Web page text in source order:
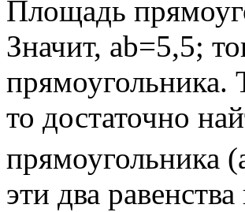
Площадь
Значит, ab=5,5;
прямоугольника.
то достаточно
прямоугольника
эти два